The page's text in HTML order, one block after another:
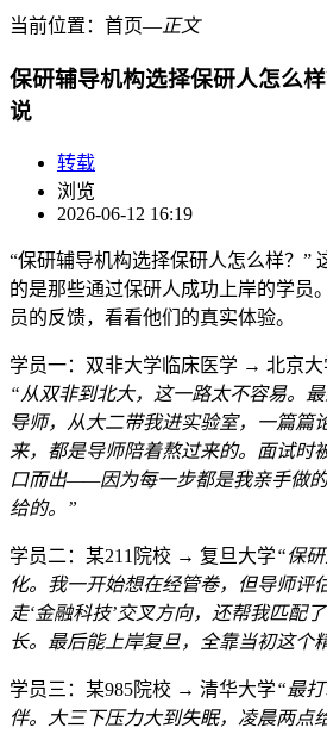
当前位置： 首页―正文
保研辅导机构选择保研人怎么
说
转载
浏览
2026-06-12 16:19
“保研辅导机构选择保研人怎么样？”
的是那些通过保研人成功上岸的学员
员的反馈，看看他们的真实体验。
学员一：双非大学临床医学 → 北京大
“从双非到北大，这一路太不容易。
导师，从大二带我进实验室，一篇篇
来，都是导师陪着熬过来的。面试时
口而出——因为每一步都是我亲手做
给的。”
学员二：某211院校 → 复旦大学“保
化。我一开始想在经管卷，但导师评
走‘金融科技’交叉方向，还帮我匹配
长。最后能上岸复旦，全靠当初这个
学员三：某985院校 → 清华大学“最
伴。大三下压力大到失眠，凌晨两点